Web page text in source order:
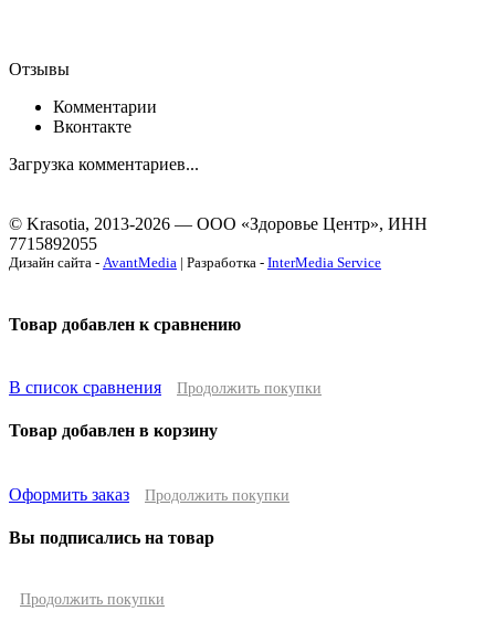
Отзывы
Комментарии
Вконтакте
Загрузка комментариев...
© Krasotia, 2013-2026 — ООО «Здоровье Центр», ИНН
7715892055
Дизайн сайта - AvantMedia | Разработка - InterMedia Service
Товар добавлен к сравнению
В список сравнения Продолжить покупки
Товар добавлен в корзину
Оформить заказ Продолжить покупки
Вы подписались на товар
Продолжить покупки